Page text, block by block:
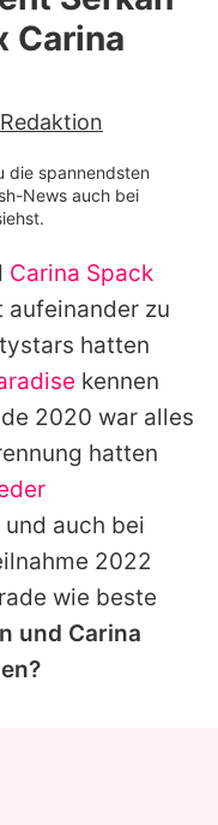
Carina
die spannendsten
News auch bei
Carina Spack
zu
hatten
kennen
2020 war alles
hatten
und auch bei
2022
wie beste
und Carina